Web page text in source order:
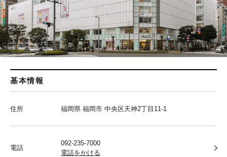
基本情報
住所 福岡県 福岡市 中央区天神2丁目11-1
電話
092-235-7000
電話をかける